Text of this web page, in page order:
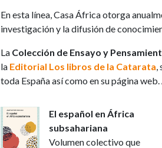
En esta línea, Casa África otorga
investigación y la difusión de
La Colección de Ensayo y
la Editorial Los libros de la Catarata
toda España así como en su página
El español en África
subsahariana
Volumen colectivo que